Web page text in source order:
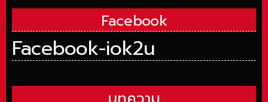
Facebook
Facebook-iok2u